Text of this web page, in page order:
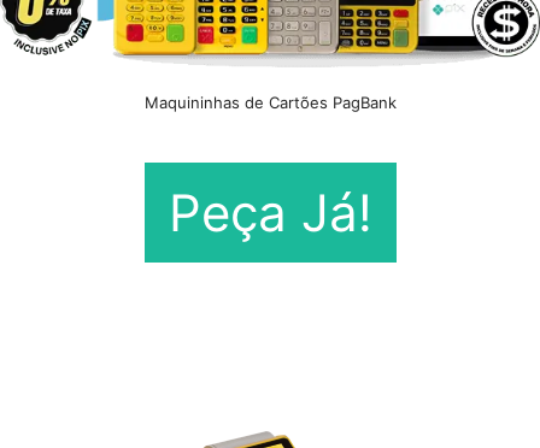
Maquininhas de Cartões PagBank
Peça Já!